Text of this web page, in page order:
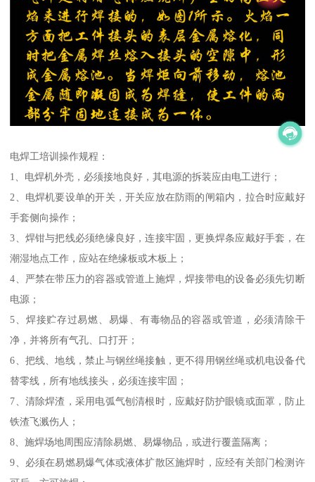
电焊工培训操作规程：
1、电焊机外壳，必须接地良好，其电源的拆装应由电工进行；
2、电焊机要设单的开关，开关应放在防雨的闸箱内，拉合时应戴好
手套侧向操作；
3、焊钳与把线必须绝缘良好，连接牢固，更换焊条应戴好手套，在
潮湿地点工作，应站在绝缘板或木板上；
4、严禁在带压力的容器或管道上施焊，焊接带电的设备必须先切断
电源；
5、焊接贮存过易燃、易爆、有毒物品的容器或管道，必须清除干
净，并将所有气孔、口打开；
6、把线、地线，禁止与钢丝绳接触，更不得用钢丝绳或机电设备代
替零线，所有地线接头，必须连接牢固；
7、清除焊渣，采用电弧气刨清根时，应戴好防护眼镜或面罩，防止
铁渣飞溅伤人；
8、施焊场地周围应清除易燃、易爆物品，或进行覆盖隔离；
9、必须在易燃易爆气体或液体扩散区施焊时，应经有关部门检测许